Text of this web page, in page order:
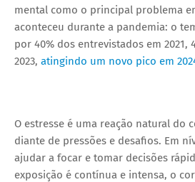
mental como o principal problema
aconteceu durante a pandemia: o
por 40% dos entrevistados em 2021,
2023, atingindo um novo pico em
O estresse é uma reação natural do
diante de pressões e desafios. Em
ajudar a focar e tomar decisões
exposição é contínua e intensa, o